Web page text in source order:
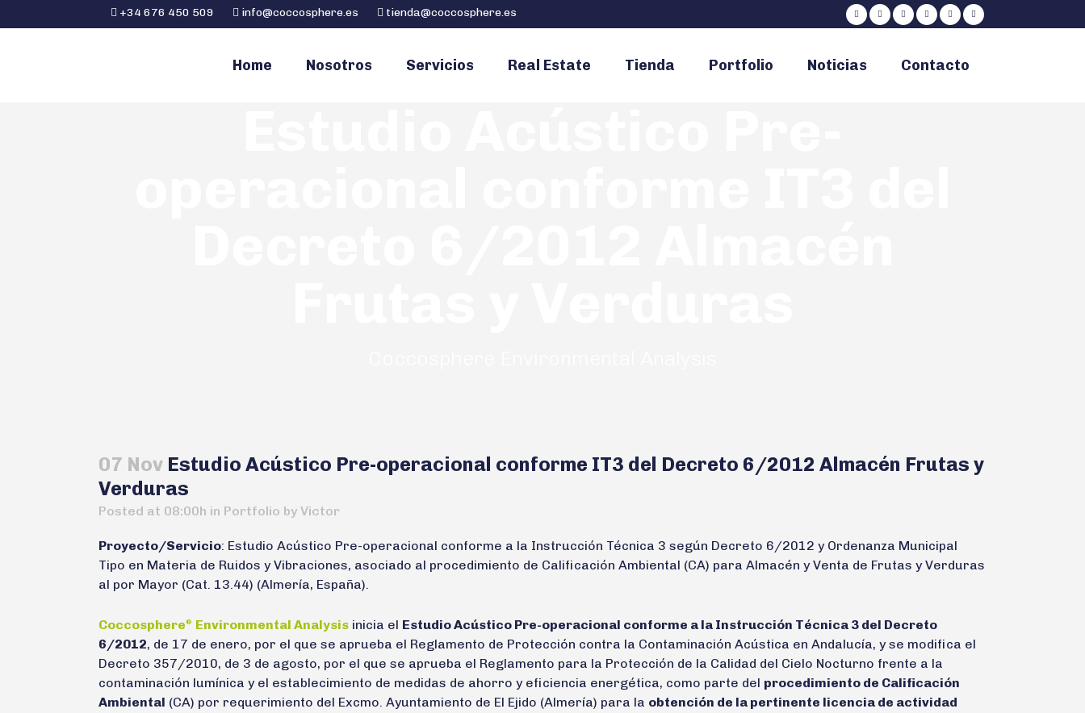
+34 676 450 509 info@coccosphere.es tienda@coccosphere.es
Home Nosotros Servicios Real Estate Tienda Portfolio Noticias Contacto
07 Nov Estudio Acústico Pre-operacional conforme IT3 del Decreto 6/2012 Almacén Frutas y
Verduras
Posted at 08:00h in Portfolio by Victor
Proyecto/Servicio: Estudio Acústico Pre-operacional conforme a la Instrucción Técnica 3 según Decreto 6/2012 y Ordenanza Municipal
Tipo en Materia de Ruidos y Vibraciones, asociado al procedimiento de Calificación Ambiental (CA) para Almacén y Venta de Frutas y Verduras
al por Mayor (Cat. 13.44) (Almería, España).
Coccosphere® Environmental Analysis inicia el Estudio Acústico Pre-operacional conforme a la Instrucción Técnica 3 del Decreto
6/2012, de 17 de enero, por el que se aprueba el Reglamento de Protección contra la Contaminación Acústica en Andalucía, y se modifica el
Decreto 357/2010, de 3 de agosto, por el que se aprueba el Reglamento para la Protección de la Calidad del Cielo Nocturno frente a la
contaminación lumínica y el establecimiento de medidas de ahorro y eficiencia energética, como parte del procedimiento de Calificación
Ambiental (CA) por requerimiento del Excmo. Ayuntamiento de El Ejido (Almería) para la obtención de la pertinente licencia de actividad